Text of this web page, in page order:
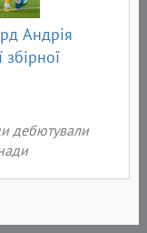
Андрія
дебютували